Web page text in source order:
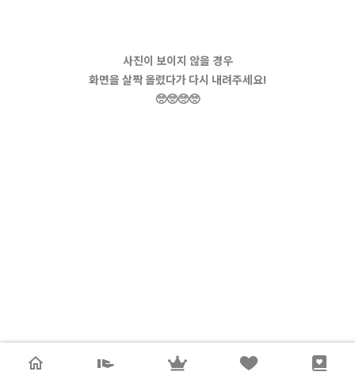
사진이 보이지 않을 경우
화면을 살짝 올렸다가 다시 내려주세요!
🥺🥺🥺🥺